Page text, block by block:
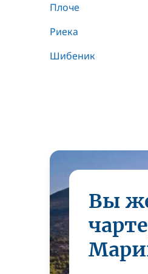
Плоче
Риека
Шибеник
Вы